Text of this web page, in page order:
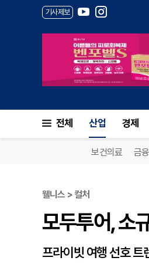
기사제보
전체 산업 경제
보건의료 금
웰니스 > 컬처
모두투어, 소
프라이빗 여행 선호 트